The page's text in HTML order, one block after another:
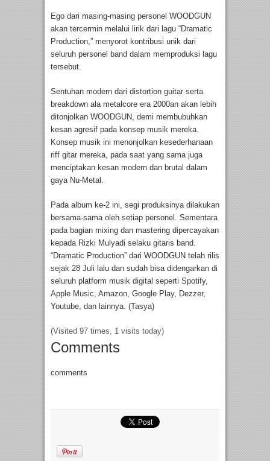
Ego dari masing-masing personel WOODGUN
akan tercermin melalui lirik dari lagu “Dramatic
Production,” menyorot kontribusi unik dari
seluruh personel band dalam memproduksi lagu
tersebut.
Sentuhan modern dari distortion guitar serta
breakdown ala metalcore era 2000an akan lebih
ditonjolkan WOODGUN, demi membubuhkan
kesan agresif pada konsep musik mereka.
Konsep musik ini menonjolkan kesederhanaan
riff gitar mereka, pada saat yang sama juga
menciptakan kesan modern dan brutal dalam
gaya Nu-Metal.
Pada album ke-2 ini, segi produksinya dilakukan
bersama-sama oleh setiap personel. Sementara
pada bagian mixing dan mastering dipercayakan
kepada Rizki Mulyadi selaku gitaris band.
“Dramatic Production” dari WOODGUN telah rilis
sejak 28 Juli lalu dan sudah bisa didengarkan di
seluruh platform musik digital seperti Spotify,
Apple Music, Amazon, Google Play, Dezzer,
Youtube, dan lainnya. (Tasya)
(Visited 97 times, 1 visits today)
Comments
comments